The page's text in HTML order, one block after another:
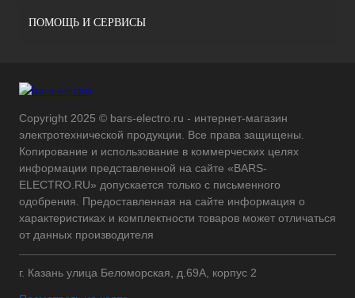
ПОМОЩЬ И СЕРВИСЫ
Copyright 2025 © bars-electro.ru - интернет-магазин
электротехнической продукции. Все права защищены.
Копирование и использование в коммерческих целях
информации представленной на сайте «BARS-
ELECTRO.RU» допускается только с письменного
одобрения. Предоставленная на сайте информация о
характеристиках и комплектности товаров может отличаться
от данных производителя
г. Казань улица Беломорская, д.69А, корпус 2